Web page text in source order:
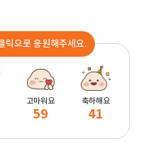
릭으로 응원해주세요.
고마워요
59
축하해요
41